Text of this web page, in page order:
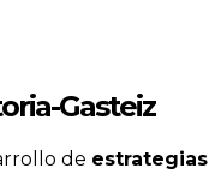
Gasteiz
de